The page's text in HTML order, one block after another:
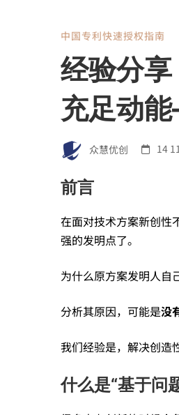
经
验
分
享：
基
于
问
题
中国专利快速授权指南
经验分
充足动
众慧优创 14
前言
在面对技术方案新创性
强的发明点了。
为什么原方案发明人自
分析其原因，可能是没
我们经验是，解决创
什么是“基于问